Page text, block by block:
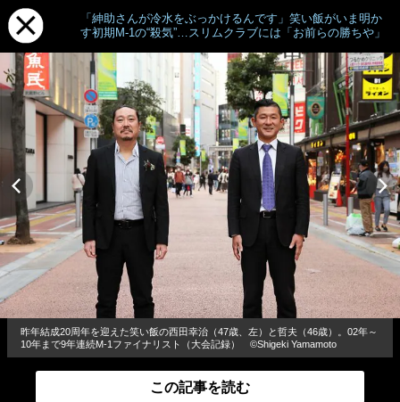
「紳助さんが冷水をぶっかけるんです」笑い飯がいま明か
す初期M-1の“殺気”…スリムクラブには「お前らの勝ちや」
昨年結成20周年を迎えた笑い飯の西田幸治（47歳、左）と哲夫（46歳）。02年～
10年まで9年連続M-1ファイナリスト（大会記録） ©Shigeki Yamamoto
この記事を読む